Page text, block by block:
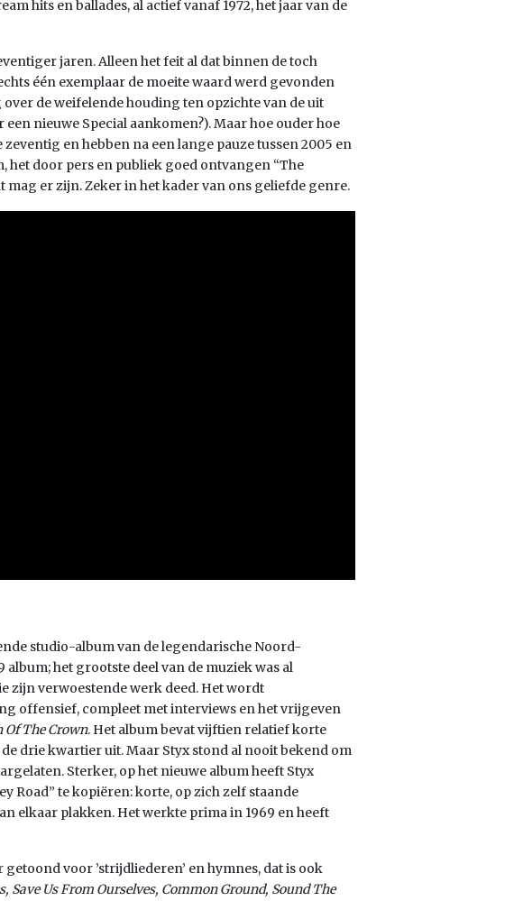
hits en ballades, al actief vanaf 1972, het jaar van de
jaren. Alleen het feit al dat binnen de toch
één exemplaar de moeite waard werd gevonden
de weifelende houding ten opzichte van de uit
nieuwe Special aankomen?). Maar hoe ouder hoe
en hebben na een lange pauze tussen 2005 en
het door pers en publiek goed ontvangen “The
mag er zijn. Zeker in het kader van ons geliefde genre.
studio-album van de legendarische Noord-
het grootste deel van de muziek was al
zijn verwoestende werk deed. Het wordt
offensief, compleet met interviews en het vrijgeven
Of The Crown. Het album bevat vijftien relatief korte
drie kwartier uit. Maar Styx stond al nooit bekend om
Sterker, op het nieuwe album heeft Styx
Road” te kopiëren: korte, op zich zelf staande
elkaar plakken. Het werkte prima in 1969 en heeft
voor ’strijdliederen’ en hymnes, dat is ook
Save Us From Ourselves, Common Ground, Sound The